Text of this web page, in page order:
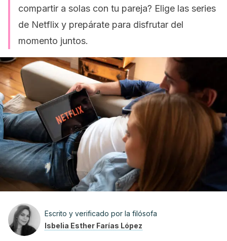
compartir a solas con tu pareja? Elige las series
de Netflix y prepárate para disfrutar del
momento juntos.
Escrito y verificado por la filósofa
Isbelia Esther Farías López